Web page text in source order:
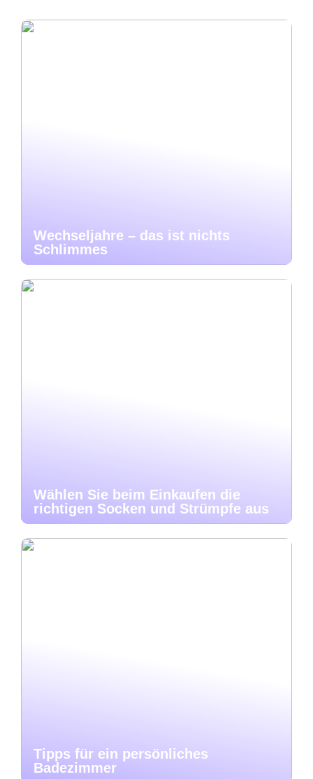
Wechseljahre – das ist nichts
Schlimmes
Wählen Sie beim Einkaufen die
richtigen Socken und Strümpfe aus
Tipps für ein persönliches
Badezimmer